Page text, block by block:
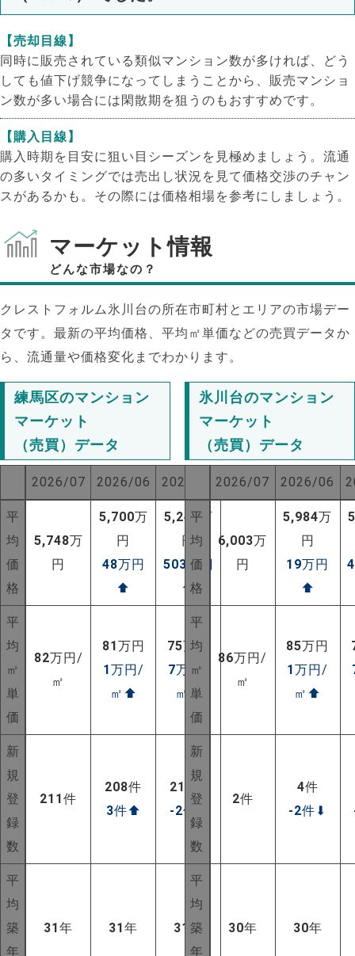
NEW!
【売却目線】
同時に販売されている類似マンション数が多ければ、どう
しても値下げ競争になってしまうことから、販売マンショ
ン数が多い場合には閑散期を狙うのもおすすめです。
【購入目線】
購入時期を目安に狙い目シーズンを見極めましょう。流通
の多いタイミングでは売出し状況を見て価格交渉のチャン
スがあるかも。その際には価格相場を参考にしましょう。
マーケット情報
どんな市場なの？
クレストフォルム氷川台の所在市町村とエリアの市場デー
タです。最新の平均価格、平均㎡単価などの売買データか
ら、流通量や価格変化までわかります。
練馬区のマンション
マーケット
（売買）データ
2026/07 2026/06 2025/07
平
均
価
格
5,748万
円
5,700万
円
48万円
⬆
5,245万
円
503 万円
⬆
平
均
㎡
単
価
82万円/
㎡
81万円
1万円/
㎡ ⬆
75万円
7万円/
㎡ ⬆
新
規
登
録
数
211件
208件
3件⬆
213 件
-2件
平
均
築
年
31年 31年 31 年
氷川台のマンション
マーケット
（売買）データ
2026/07 2026/06
平
均
価
格
6,003万
円
5,984万
円
19万円
⬆
平
均
㎡
単
価
86万円/
㎡
85万円
1万円/
㎡ ⬆
新
規
登
録
数
2件
4件
-2件 ⬇
平
均
築
年
30年 30年